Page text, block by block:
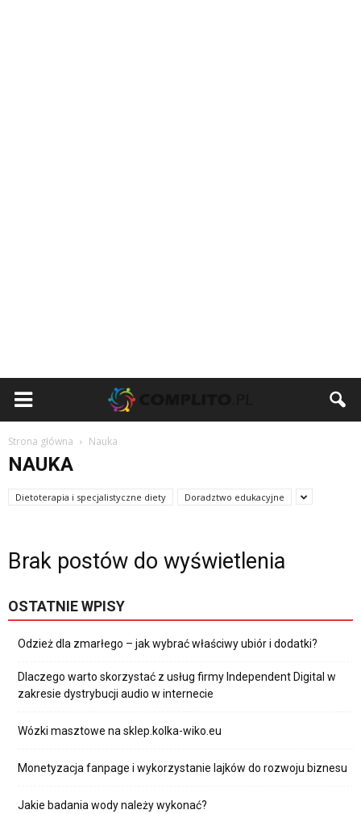
Strona główna Nauka
NAUKA
Dietoterapia i specjalistyczne diety Doradztwo edukacyjne
Brak postów do wyświetlenia
OSTATNIE WPISY
Odzież dla zmarłego – jak wybrać właściwy ubiór i dodatki?
Dlaczego warto skorzystać z usług firmy Independent Digital w
zakresie dystrybucji audio w internecie
Wózki masztowe na sklep.kolka-wiko.eu
Monetyzacja fanpage i wykorzystanie lajków do rozwoju biznesu
Jakie badania wody należy wykonać?